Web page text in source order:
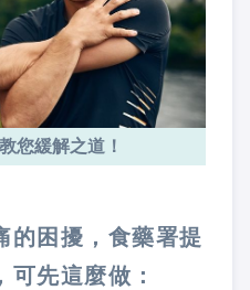
您緩解之道！
的困擾，食藥署提
先這麼做：